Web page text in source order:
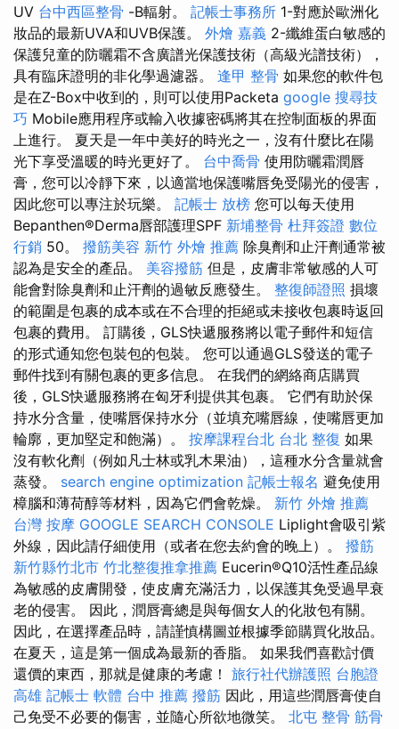
UV 台中西區整骨 -B輻射。 記帳士事務所 1-對應於歐洲化
妝品的最新UVA和UVB保護。 外燴 嘉義 2-纖維蛋白敏感的
保護兒童的防曬霜不含廣譜光保護技術（高級光譜技術），
具有臨床證明的非化學過濾器。 逢甲 整骨 如果您的軟件包
是在Z-Box中收到的，則可以使用Packeta google 搜尋技
巧 Mobile應用程序或輸入收據密碼將其在控制面板的界面
上進行。 夏天是一年中美好的時光之一，沒有什麼比在陽
光下享受溫暖的時光更好了。 台中喬骨 使用防曬霜潤唇
膏，您可以冷靜下來，以適當地保護嘴唇免受陽光的侵害，
因此您可以專注於玩樂。 記帳士 放榜 您可以每天使用
Bepanthen®Derma唇部護理SPF 新埔整骨 杜拜簽證 數位
行銷 50。 撥筋美容 新竹 外燴 推薦 除臭劑和止汗劑通常被
認為是安全的產品。 美容撥筋 但是，皮膚非常敏感的人可
能會對除臭劑和止汗劑的過敏反應發生。 整復師證照 損壞
的範圍是包裹的成本或在不合理的拒絕或未接收包裹時返回
包裹的費用。 訂購後，GLS快遞服務將以電子郵件和短信
的形式通知您包裝包的包裝。 您可以通過GLS發送的電子
郵件找到有關包裹的更多信息。 在我們的網絡商店購買
後，GLS快遞服務將在匈牙利提供其包裹。 它們有助於保
持水分含量，使嘴唇保持水分（並填充嘴唇線，使嘴唇更加
輪廓，更加堅定和飽滿）。 按摩課程台北 台北 整復 如果
沒有軟化劑（例如凡士林或乳木果油），這種水分含量就會
蒸發。 search engine optimization 記帳士報名 避免使用
樟腦和薄荷醇等材料，因為它們會乾燥。 新竹 外燴 推薦
台灣 按摩 GOOGLE SEARCH CONSOLE Liplight會吸引紫
外線，因此請仔細使用（或者在您去約會的晚上）。 撥筋
新竹縣竹北市 竹北整復推拿推薦 Eucerin®Q10活性產品線
為敏感的皮膚開發，使皮膚充滿活力，以保護其免受過早衰
老的侵害。 因此，潤唇膏總是與每個女人的化妝包有關。
因此，在選擇產品時，請謹慎構圖並根據季節購買化妝品。
在夏天，這是第一個成為最新的香脂。 如果我們喜歡討價
還價的東西，那就是健康的考慮！ 旅行社代辦護照 台胞證
高雄 記帳士 軟體 台中 推薦 撥筋 因此，用這些潤唇膏使自
己免受不必要的傷害，並隨心所欲地微笑。 北屯 整骨 筋骨